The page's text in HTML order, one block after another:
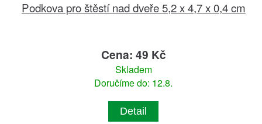
Podkova pro štěstí nad dveře 5,2 x 4,7 x 0,4 cm
Cena: 49 Kč
Skladem
Doručíme do: 12.8.
Detail